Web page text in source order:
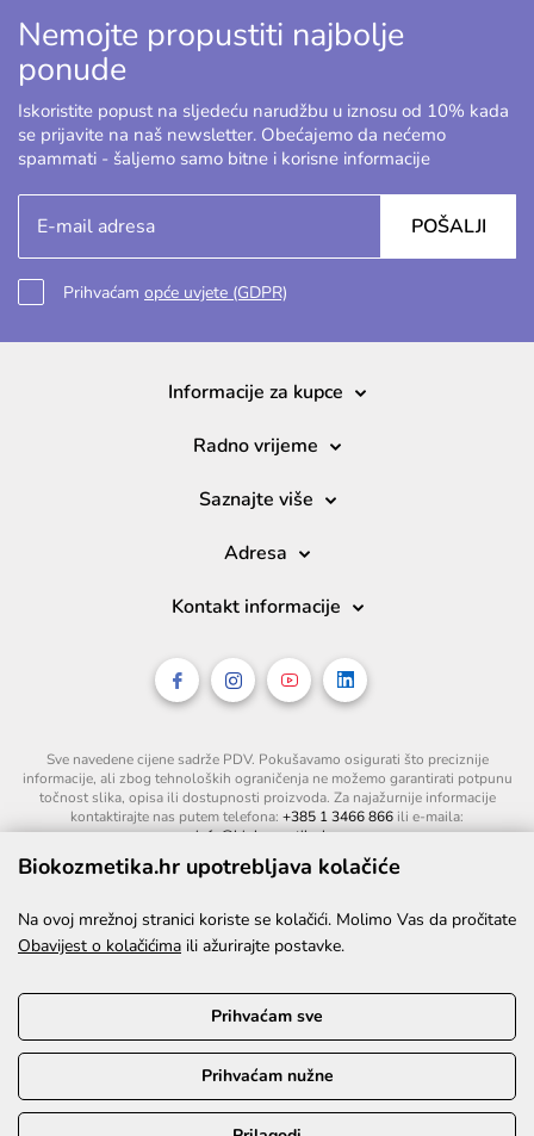
Nemojte propustiti najbolje
ponude
Iskoristite popust na sljedeću narudžbu u iznosu od 10% kada
se prijavite na naš newsletter. Obećajemo da nećemo
spammati - šaljemo samo bitne i korisne informacije
POŠALJI
Prihvaćam opće uvjete (GDPR)
Informacije za kupce
Radno vrijeme
Saznajte više
Adresa
Kontakt informacije
Sve navedene cijene sadrže PDV. Pokušavamo osigurati što preciznije
informacije, ali zbog tehnoloških ograničenja ne možemo garantirati potpunu
točnost slika, opisa ili dostupnosti proizvoda. Za najažurnije informacije
kontaktirajte nas putem telefona: +385 1 3466 866 ili e-maila:
info@biokozmetika.hr.
©2026. Sva prava pridržana.
Biokozmetika.hr upotrebljava kolačiće
Na ovoj mrežnoj stranici koriste se kolačići. Molimo Vas da pročitate
Obavijest o kolačićima ili ažurirajte postavke.
Prihvaćam sve
Prihvaćam nužne